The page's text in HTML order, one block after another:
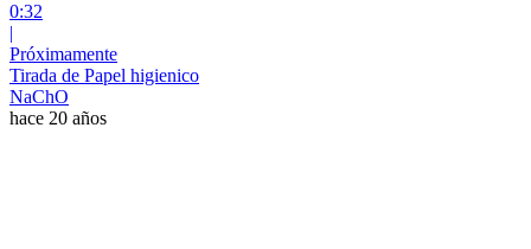
0:32
|
Próximamente
Tirada de Papel higienico
NaChO
hace 20 años